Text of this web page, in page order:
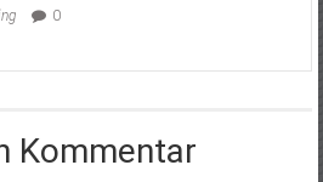
0
Kommentar